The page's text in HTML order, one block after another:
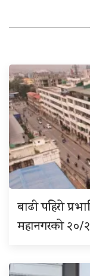
बाढी पहिरो
महानगरको